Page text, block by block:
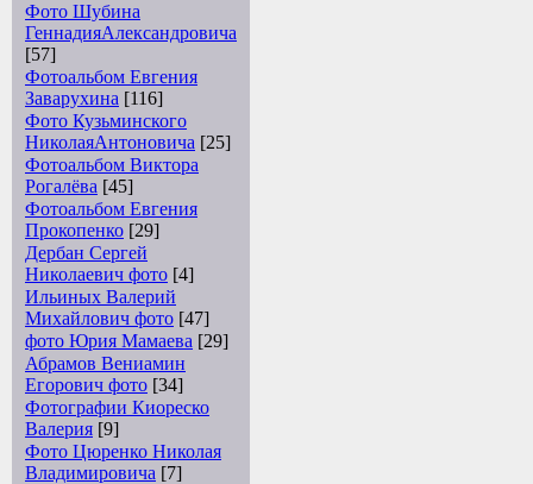
Фото Шубина
ГеннадияАлександровича
[57]
Фотоальбом Евгения
Заварухина [116]
Фото Кузьминского
НиколаяАнтоновича [25]
Фотоальбом Виктора
Рогалёва [45]
Фотоальбом Евгения
Прокопенко [29]
Дербан Сергей
Николаевич фото [4]
Ильиных Валерий
Михайлович фото [47]
фото Юрия Мамаева [29]
Абрамов Вениамин
Егорович фото [34]
Фотографии Киореско
Валерия [9]
Фото Цюренко Николая
Владимировича [7]